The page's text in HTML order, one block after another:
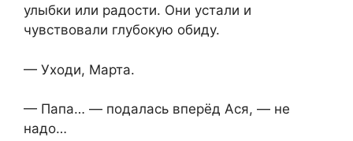
улыбки или радости. Они устали и
чувствовали глубокую обиду.
— Уходи, Марта.
— Папа… — подалась вперёд Ася, — не
надо…